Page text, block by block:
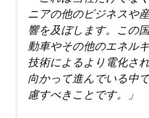
ニアの他のビジネスや
響を及ぼします。この
動車やその他のエネル
技術によるより電化さ
向かって進んでいる中
慮すべきことです。」